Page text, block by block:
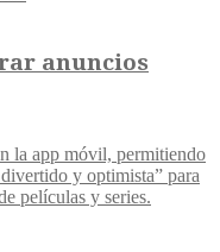
anuncios